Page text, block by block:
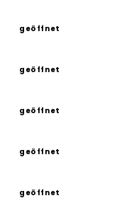
geöffnet
geöffnet
geöffnet
geöffnet
geöffnet